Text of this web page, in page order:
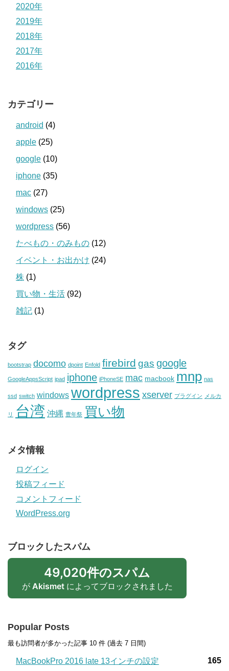
2020年
2019年
2018年
2017年
2016年
カテゴリー
android (4)
apple (25)
google (10)
iphone (35)
mac (27)
windows (25)
wordpress (56)
たべもの・のみもの (12)
イベント・お出かけ (24)
株 (1)
買い物・生活 (92)
雑記 (1)
タグ
bootstrap docomo dpoint Enfold firebird gas google
GoogleAppsScript ipad iphone iPhoneSE mac macbook mnp nas
ssd switch windows wordpress xserver プラグイン メルカ
リ 台湾 沖縄 豊年祭 買い物
メタ情報
ログイン
投稿フィード
コメントフィード
WordPress.org
ブロックしたスパム
49,020件のスパム
が Akismetによってブロックされました
Popular Posts
最も訪問者が多かった記事 10 件 (過去 7 日間)
MacBookPro 2016 late 13インチの設定
165